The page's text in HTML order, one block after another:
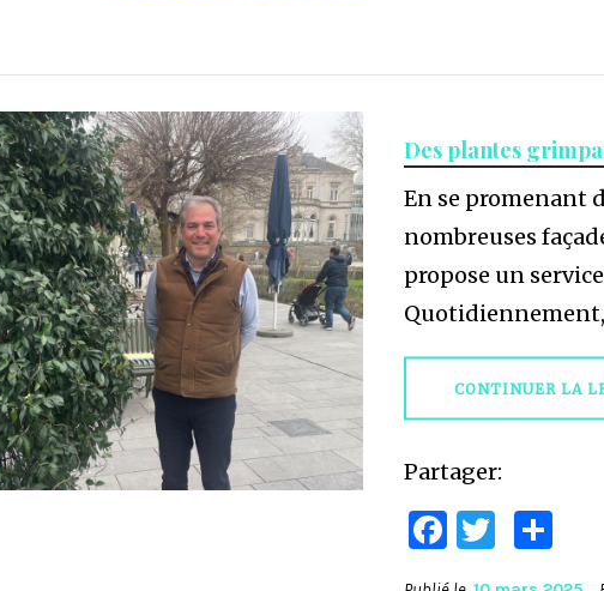
Des plantes
En se promenant
nombreuses
propose un
CONTINUER LA
Partager:
Facebook